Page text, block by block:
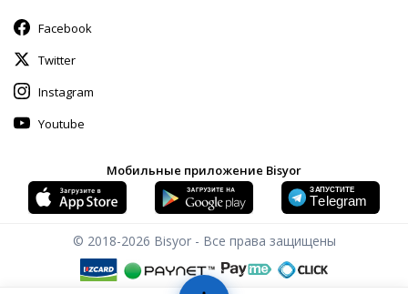
Facebook
Twitter
Instagram
Youtube
Мобильные приложение Bisyor
© 2018-2026 Bisyor - Все права защищены